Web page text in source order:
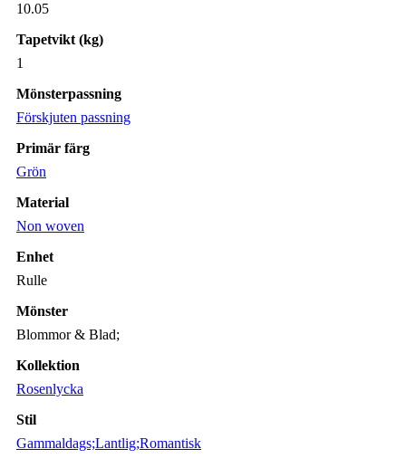
10.05
Tapetvikt (kg)
1
Mönsterpassning
Förskjuten passning
Primär färg
Grön
Material
Non woven
Enhet
Rulle
Mönster
Blommor & Blad;
Kollektion
Rosenlycka
Stil
Gammaldags;Lantlig;Romantisk